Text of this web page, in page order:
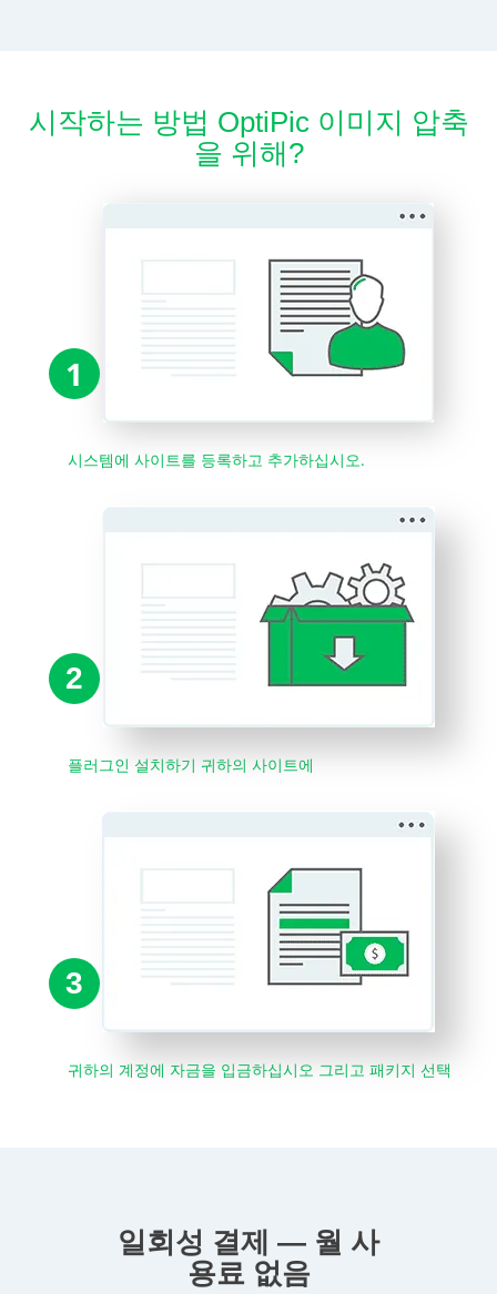
시작하는 방법 OptiPic 이미지 압축
을 위해?
1
시스템에 사이트를 등록하고 추가하십시오.
2
플러그인 설치하기 귀하의 사이트에
3
귀하의 계정에 자금을 입금하십시오 그리고 패키지 선택
일회성 결제 — 월 사
용료 없음